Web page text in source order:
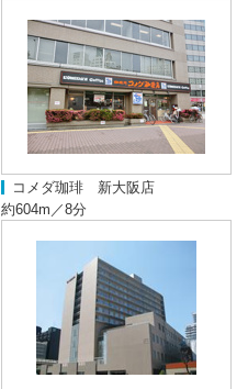
コメダ珈琲 新大阪店
約604m／8分